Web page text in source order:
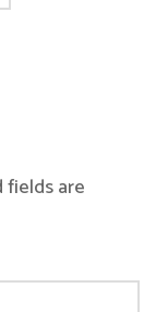
fields are